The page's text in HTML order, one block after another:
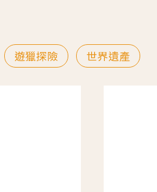
遊獵探險 世界遺產